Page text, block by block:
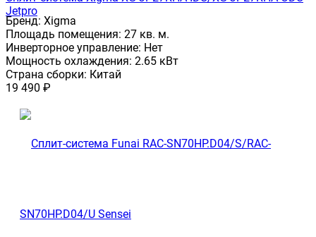
Jetpro
Бренд: Xigma
Площадь помещения: 27 кв. м.
Инверторное управление: Нет
Мощность охлаждения: 2.65 кВт
Страна сборки: Китай
19 490 ₽